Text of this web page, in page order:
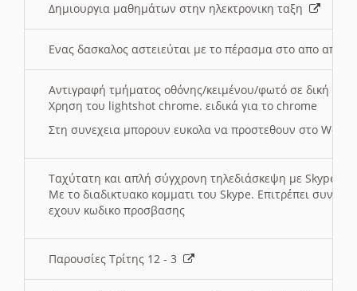
Δημιουργια μαθημάτων στην ηλεκτρονικη ταξη
Ενας δασκαλος αστειεύται με το πέρασμα στο απο
Αντιγραφή τμήματος οθόνης/κειμένου/φωτό σε δική
Χρηση του lightshot chrome. ειδικά για το chrome
Στη συνεχεια μπορουν ευκολα να προστεθουν στο Word
Ταχύτατη και απλή σύγχρονη τηλεδιάσκεψη με Skype
Με το διαδικτυακο κομματι του Skype. Επιτρέπει
εχουν κωδικο προσβασης
Παρουσίες Τρίτης 12 - 3